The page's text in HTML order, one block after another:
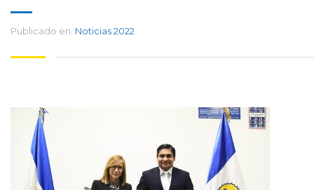
Publicado en: Noticias 2022